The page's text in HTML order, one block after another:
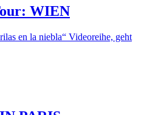
WIEN
en la niebla“ Videoreihe, geht